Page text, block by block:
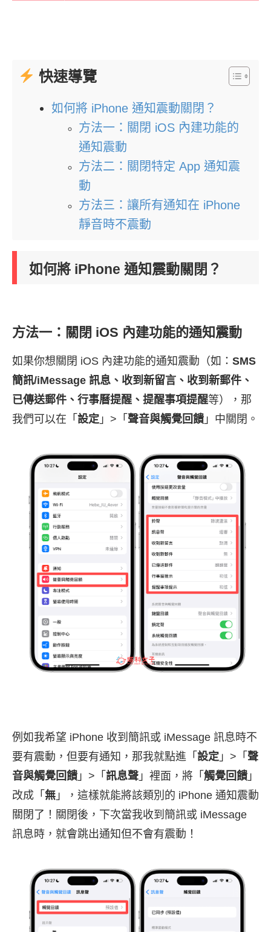
快速導覽
如何將 iPhone 通知震動關閉？
方法一：關閉 iOS 內建功能的
通知震動
方法二：關閉特定 App 通知震
動
方法三：讓所有通知在 iPhone
靜音時不震動
如何將 iPhone 通知震動關閉？
方法一：關閉 iOS 內建功能的通知震動
如果你想關閉 iOS 內建功能的通知震動（如： SMS
簡訊/iMessage 訊息、收到新留言、收到新郵件、
已傳送郵件、行事曆提醒、提醒事項提醒等），那
我們可以在「 設定 」>「 聲音與觸覺回饋 」中關閉。
例如我希望 iPhone 收到簡訊或 iMessage 訊息時不
要有震動，但要有通知，那我就點進「 設定 」>「 聲
音與觸覺回饋 」>「 訊息聲 」裡面，將「 觸覺回饋 」
改成「 無 」，這樣就能將該類別的 iPhone 通知震動
關閉了！關閉後，下次當我收到簡訊或 iMessage
訊息時，就會跳出通知但不會有震動！